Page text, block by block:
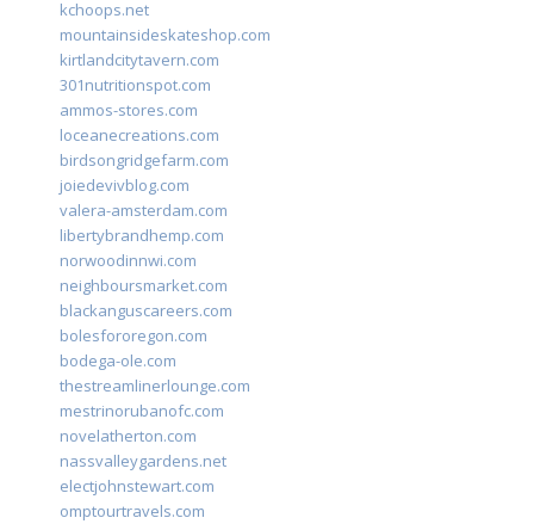
kchoops.net
mountainsideskateshop.com
kirtlandcitytavern.com
301nutritionspot.com
ammos-stores.com
loceanecreations.com
birdsongridgefarm.com
joiedevivblog.com
valera-amsterdam.com
libertybrandhemp.com
norwoodinnwi.com
neighboursmarket.com
blackanguscareers.com
bolesfororegon.com
bodega-ole.com
thestreamlinerlounge.com
mestrinorubanofc.com
novelatherton.com
nassvalleygardens.net
electjohnstewart.com
omptourtravels.com